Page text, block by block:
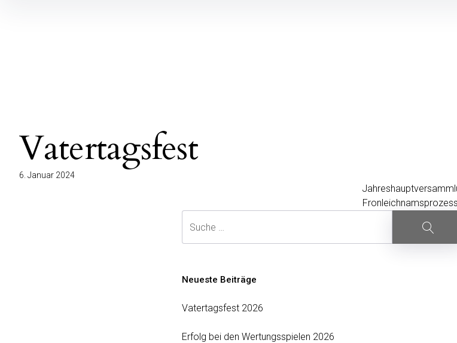
Vatertagsfest
6. Januar 2024
Neueste Beiträge
Vatertagsfest 2026
Erfolg bei den Wertungsspielen 2026